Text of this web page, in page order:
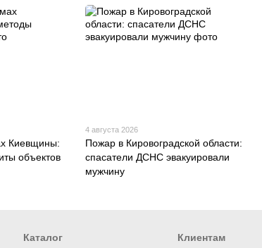
Киевщины:
объектов
4 августа 2026
Пожар в Кировоградской области:
спасатели ДСНС эвакуировали
мужчину
Каталог Клиентам